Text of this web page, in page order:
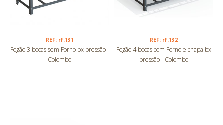
REF: rf.131
Fogão 3 bocas sem Forno bx pressão -
Colombo
REF: rf.132
Fogão 4 bocas com Forno e chapa bx
pressão - Colombo